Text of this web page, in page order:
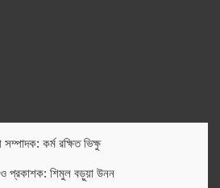
সম্পাদক: কর্ম রক্ষিত ভিক্ষু
প্রকাশক: শিমুল বড়ুয়া উনন